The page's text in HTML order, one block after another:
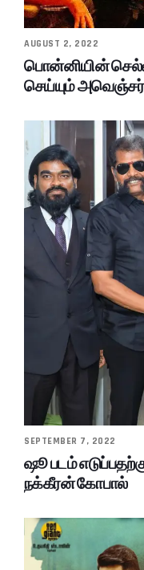
AUGUST 2, 2022
பொன்னியின்
செய்யும்
SEPTEMBER 7, 2022
ஷூ படம்
நக்கீரன் கோபால்